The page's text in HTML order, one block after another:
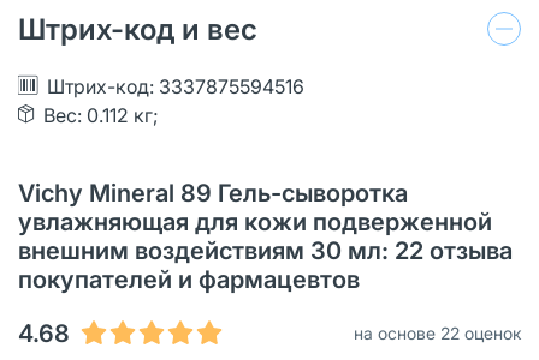
Штрих-код и вес
Штрих-код: 3337875594516
Вес: 0.112 кг;
Vichy Mineral 89 Гель-сыворотка
увлажняющая для кожи подверженной
внешним воздействиям 30 мл: 22 отзыва
покупателей и фармацевтов
4.68
на основе 22 оценок